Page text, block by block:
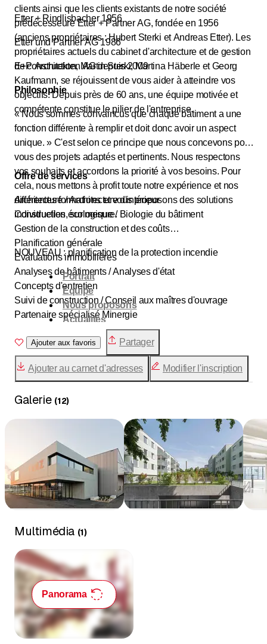
clients ainsi que les clients existants de notre société
prédécesseure Etter + Partner AG, fondée en 1956
(anciens propriétaires : Hubert Sterki et Andreas Etter). Les
propriétaires actuels du cabinet d'architecture et de gestion
de construction, Martin Sterki, Martina Häberle et Georg
Kaufmann, se réjouissent de vous aider à atteindre vos
objectifs. Depuis près de 60 ans, une équipe motivée et
compétente constitue le pilier de l'entreprise.
Etter + Rindlisbacher 1956
Etter und Partner AG 1986
E+P Architekten AG depuis 2009
Philosophie
« Nous sommes convaincus que chaque bâtiment a une
fonction différente à remplir et doit donc avoir un aspect
unique. » C'est selon ce principe que nous concevons pour
vous des projets adaptés et pertinents. Nous respectons
vos souhaits et accordons la priorité à vos besoins. Pour
cela, nous mettons à profit toute notre expérience et nos
différentes formations et vous proposons des solutions
individuelles, sur mesure.
Offre de services
Architecture / Architecture d'intérieur
Construction écologique / Biologie du bâtiment
Gestion de la construction et des coûts
Planification générale
Évaluations immobilières
Analyses de bâtiments / Analyses d'état
Concepts d'entretien
Suivi de construction / Conseil aux maîtres d'ouvrage
Partenaire spécialisé Minergie
Membre de l'IG Passivhaus
Partenaire spécialisé de l'Association des propriétaires
fonciers
Membre de l'AIB, Association suisse des conseillers en
NOUVEAU : planification de la protection incendie
Portrait
Équipe
Nous proposons
Actualités
Portefeuille
Contact
Ajouter aux favoris Partager
Ajouter au carnet d'adresses Modifier l'inscription
Galerie (12)
Multimédia (1)
Panorama